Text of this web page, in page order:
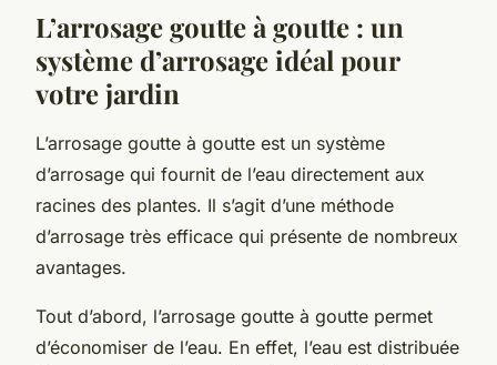
L’arrosage goutte à goutte : un
système d’arrosage idéal pour
votre jardin
L’arrosage goutte à goutte est un système
d’arrosage qui fournit de l’eau directement aux
racines des plantes. Il s’agit d’une méthode
d’arrosage très efficace qui présente de nombreux
avantages.
Tout d’abord, l’arrosage goutte à goutte permet
d’économiser de l’eau. En effet, l’eau est distribuée